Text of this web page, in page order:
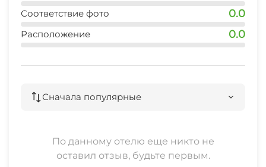
Конференц-зал
Прачечная
Прокат автомобилей
Соответствие фото 0.0
Расположение 0.0
Сначала популярные
По данному отелю еще никто не
оставил отзыв, будьте первым.